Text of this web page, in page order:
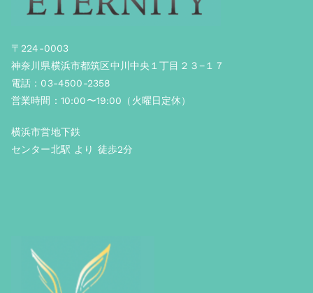
〒224-0003
神奈川県横浜市都筑区中川中央１丁目２３−１７
電話：03-4500-2358
営業時間：10:00〜19:00（火曜日定休）
横浜市営地下鉄
センター北駅 より 徒歩2分